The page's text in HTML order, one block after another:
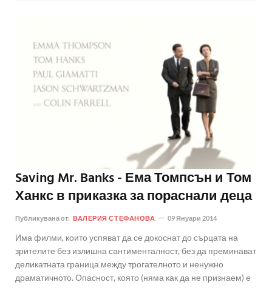
Saving Mr. Banks - Ема Томпсън и Том
Ханкс в приказка за пораснали деца
Публикувана от: ВАЛЕРИЯ СТЕФАНОВА 09 Януари 2014
Има филми, които успяват да се докоснат до сърцата на
зрителите без излишна сантименталност, без да преминават
деликатната граница между трогателното и ненужно
драматичното. Опасност, която (няма как да не признаем) е